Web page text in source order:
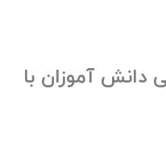
دانش آموزان با